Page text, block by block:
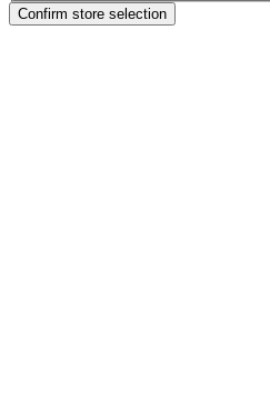
Confirm store selection